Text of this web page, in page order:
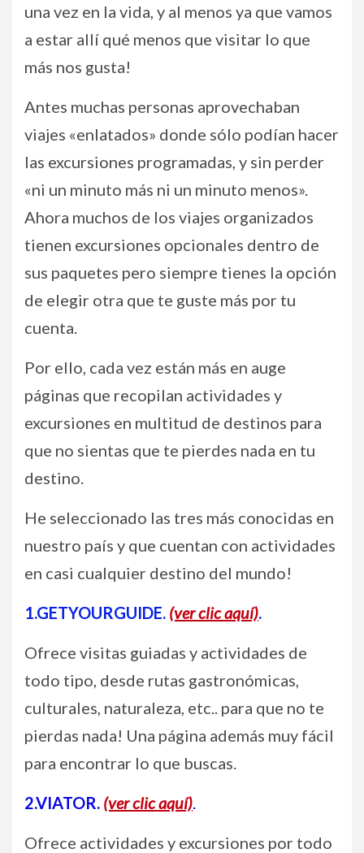
una vez en la vida, y al menos ya que vamos
a estar allí qué menos que visitar lo que
más nos gusta!
Antes muchas personas aprovechaban
viajes «enlatados» donde sólo podían hacer
las excursiones programadas, y sin perder
«ni un minuto más ni un minuto menos».
Ahora muchos de los viajes organizados
tienen excursiones opcionales dentro de
sus paquetes pero siempre tienes la opción
de elegir otra que te guste más por tu
cuenta.
Por ello, cada vez están más en auge
páginas que recopilan actividades y
excursiones en multitud de destinos para
que no sientas que te pierdes nada en tu
destino.
He seleccionado las tres más conocidas en
nuestro país y que cuentan con actividades
en casi cualquier destino del mundo!
1.GETYOURGUIDE. (ver clic aquí).
Ofrece visitas guiadas y actividades de
todo tipo, desde rutas gastronómicas,
culturales, naturaleza, etc.. para que no te
pierdas nada! Una página además muy fácil
para encontrar lo que buscas.
2.VIATOR. (ver clic aquí).
Ofrece actividades y excursiones por todo